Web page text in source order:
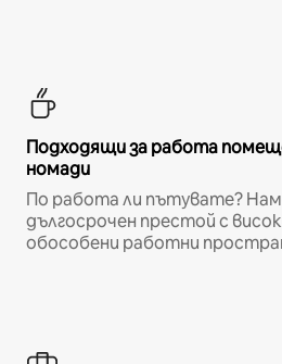
Подходящи за работа
номади
По работа ли пътувате?
дългосрочен престой с
обособени работни